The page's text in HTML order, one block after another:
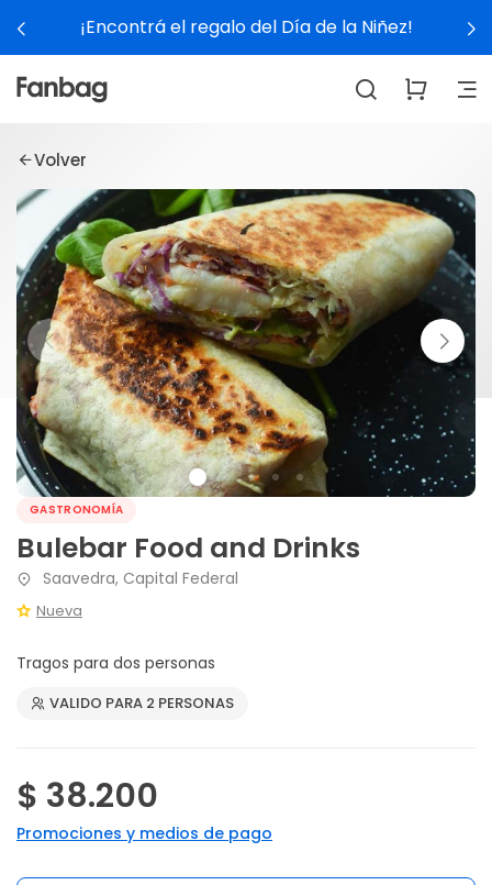
¡Encontrá el regalo del Día de la Niñez!
Volver
GASTRONOMÍA
Bulebar Food and Drinks
Saavedra, Capital Federal
Nueva
Tragos para dos personas
VALIDO PARA 2 PERSONAS
$ 38.200
Promociones y medios de pago